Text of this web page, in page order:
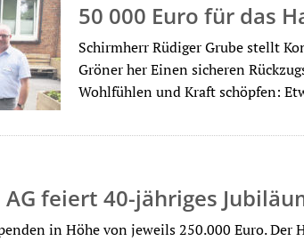
50 000 Euro für das
Schirmherr Rüdiger Grube stellt
Gröner her Einen sicheren
Wohlfühlen und Kraft schöpfen:
feiert 40-jähriges
in Höhe von jeweils 250.000 Euro. Der